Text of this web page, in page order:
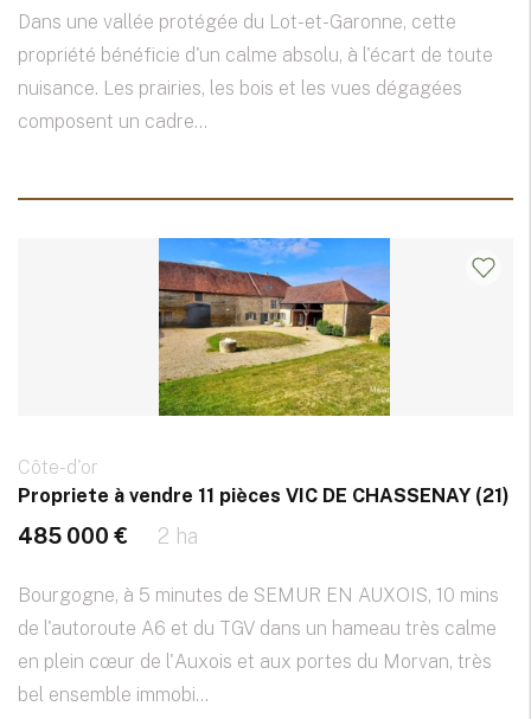
Dans une vallée protégée du Lot-et-Garonne, cette
propriété bénéficie d'un calme absolu, à l'écart de toute
nuisance. Les prairies, les bois et les vues dégagées
composent un cadre...
Côte-d'or
Propriete à vendre 11 pièces VIC DE CHASSENAY (21)
485 000 € 2 ha
Bourgogne, à 5 minutes de SEMUR EN AUXOIS, 10 mins
de l'autoroute A6 et du TGV dans un hameau très calme
en plein cœur de l'Auxois et aux portes du Morvan, très
bel ensemble immobi...